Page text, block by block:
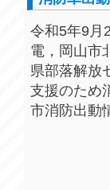
令和5年9月
電，岡山市
県部落解放
支援のため
市消防出動